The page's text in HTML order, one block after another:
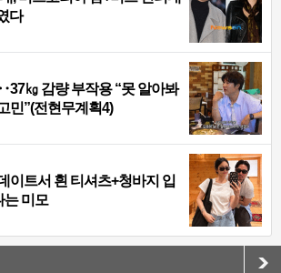
다
㎏ 감량 부작용 “못 알아봐
민”(전현무계획4)
이트서 흰 티셔츠+청바지 입
미모